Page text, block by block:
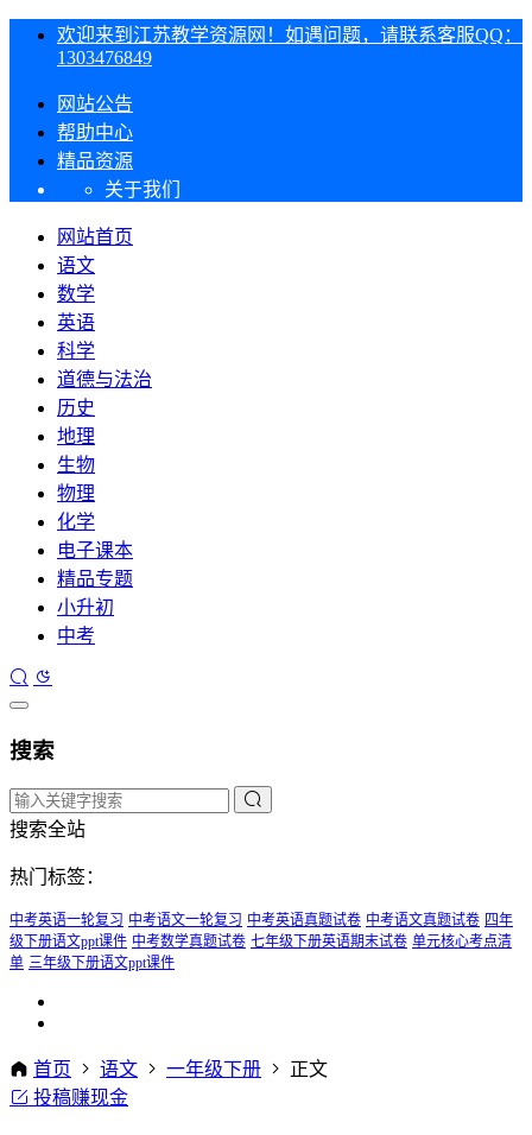
欢迎来到江苏教学资源网！如遇问题，请联系客服QQ：
1303476849
网站公告
帮助中心
精品资源
关于我们
网站首页
语文
数学
英语
科学
道德与法治
历史
地理
生物
物理
化学
电子课本
精品专题
小升初
中考
搜索
搜索全站
热门标签：
中考英语一轮复习 中考语文一轮复习 中考英语真题试卷 中考语文真题试卷 四年
级下册语文ppt课件 中考数学真题试卷 七年级下册英语期末试卷 单元核心考点清
单 三年级下册语文ppt课件
首页 语文 一年级下册
正文
投稿赚现金